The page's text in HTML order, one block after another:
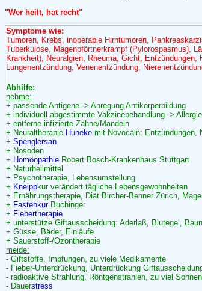
"Wer heilt, hat recht"
Symptome wie:
Tumoren, Krebs, inoperable Hirntumoren,
Tuberkulose, Magenpförtnerkrampf (Pylorospasmus),
Krankheit), Neuralgien, Rheuma, Gicht, Entzündungen,
Lungenentzündung, Venenentzündung,
Abhilfe:
nehme:
+ passende Antigene -> Anregung Antikörperbildung
+ individuell abgestimmte Vakzinebehandlung ->
+ entferne infizierte Zähne/Mandeln
+ Neuraltherapie Huneke mit Novocain: Entzündungen,
+ Spenglersan
+ Nosoden
+ Homöopathie Robert Bosch-Krankenhaus Stuttgart
+ Naturheilmittel
+ Psychotherapie, Lebensumstellung
+ Kneippkur verändert tägliche Lebensgewohnheiten
+ Ernährungstherapie, Diät Bircher-Benner Zürich,
+ FastenkurBuchinger
+ Fiebertherapie
+ unterstütze Giftausscheidung: Aderlaß, Blutegel,
+ Güsse, Bäder, Einläufe
+ Sauerstoff-/Ozontherapie
meide:
- Giftstoffe, Impfungen, zu viele Medikamente
- Fieber-Unterdrückung, Unterdrückung
- radioaktive Strahlung, Röntgenstrahlen, zu viel
- Dauerstress